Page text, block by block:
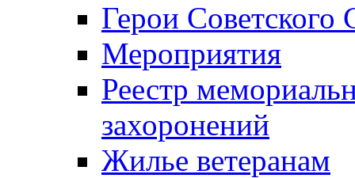
Герои Советского
Мероприятия
Реестр
захоронений
Жилье ветеранам